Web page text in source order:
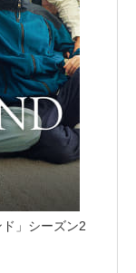
」シーズン2